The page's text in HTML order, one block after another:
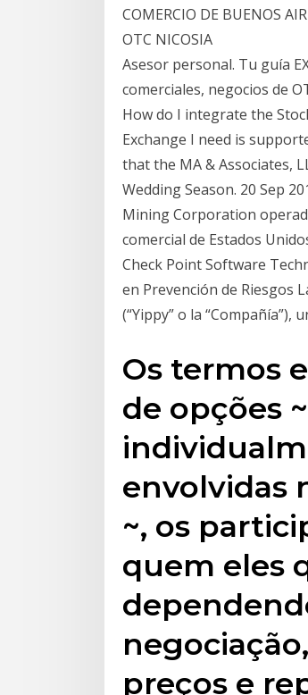
COMERCIO DE BUENOS
OTC NICOSIA
Asesor personal. Tu guía
comerciales, negocios de
How do I integrate the
Exchange I need is
that the MA & Associates,
Wedding Season. 20 Sep
Mining Corporation
comercial de Estados
Check Point Software
en Prevención de Riesgos
(“Yippy” o la “Compañía”),
Os termos
de opções
envolvidas
~, os
quem eles
preços e